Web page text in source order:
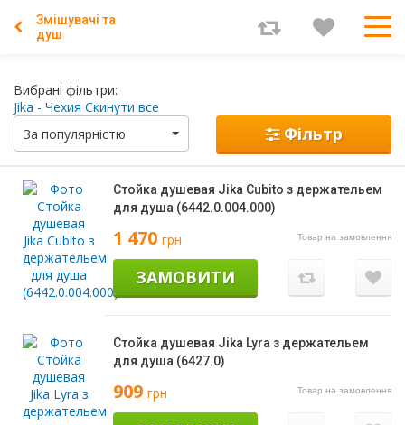
Змішувачі та
душ
Вибрані фільтри:
Jika - Чехия Скинути все
За популярністю
Фільтр
Стойка душевая Jika Cubito з держательем
для душа (6442.0.004.000)
1 470 грн Товар на замовлення
ЗАМОВИТИ
Стойка душевая Jika Lyra з держательем
для душа (6427.0)
909 грн Товар на замовлення